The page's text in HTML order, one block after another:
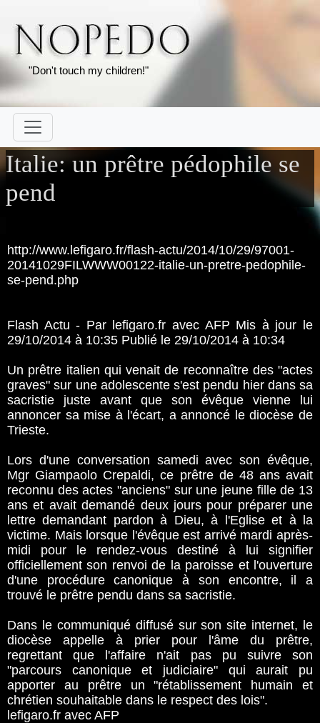
"Don't touch my children!"
Italie: un prêtre pédophile se
pend
http://www.lefigaro.fr/flash-actu/2014/10/29/97001-
20141029FILWWW00122-italie-un-pretre-pedophile-
se-pend.php
Flash Actu - Par lefigaro.fr avec AFP Mis à jour le
29/10/2014 à 10:35 Publié le 29/10/2014 à 10:34
Un prêtre italien qui venait de reconnaître des "actes
graves" sur une adolescente s'est pendu hier dans sa
sacristie juste avant que son évêque vienne lui
annoncer sa mise à l'écart, a annoncé le diocèse de
Trieste.
Lors d'une conversation samedi avec son évêque,
Mgr Giampaolo Crepaldi, ce prêtre de 48 ans avait
reconnu des actes "anciens" sur une jeune fille de 13
ans et avait demandé deux jours pour préparer une
lettre demandant pardon à Dieu, à l'Eglise et à la
victime. Mais lorsque l'évêque est arrivé mardi après-
midi pour le rendez-vous destiné à lui signifier
officiellement son renvoi de la paroisse et l'ouverture
d'une procédure canonique à son encontre, il a
trouvé le prêtre pendu dans sa sacristie.
Dans le communiqué diffusé sur son site internet, le
diocèse appelle à prier pour l'âme du prêtre,
regrettant que l'affaire n'ait pas pu suivre son
"parcours canonique et judiciaire" qui aurait pu
apporter au prêtre un "rétablissement humain et
chrétien souhaitable dans le respect des lois".
lefigaro.fr avec AFP